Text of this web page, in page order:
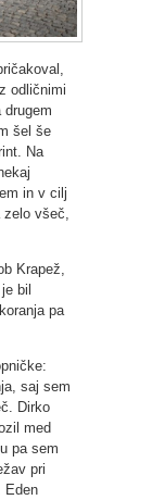
odličnimi
šel še
Na
in v cilj
všeč,
Krapež,
bil
pa
saj sem
Dirko
med
pa sem
pri
Eden